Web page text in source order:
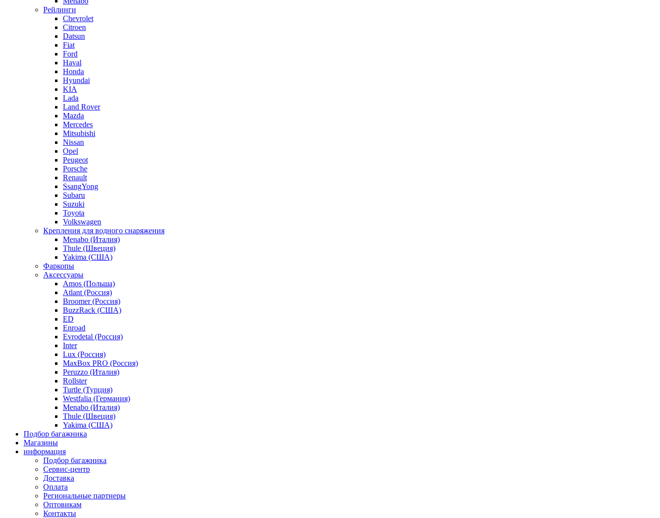
Рейлинги
Chevrolet
Citroen
Datsun
Fiat
Ford
Haval
Honda
Hyundai
KIA
Lada
Land Rover
Mazda
Mercedes
Mitsubishi
Nissan
Opel
Peugeot
Porsche
Renault
SsangYong
Subaru
Suzuki
Toyota
Volkswagen
Крепления для водного снаряжения
Menabo (Италия)
Thule (Швеция)
Yakima (США)
Фаркопы
Аксессуары
Amos (Польша)
Atlant (Россия)
Broomer (Россия)
BuzzRack (США)
ED
Enroad
Evrodetal (Россия)
Inter
Lux (Россия)
MaxBox PRO (Россия)
Peruzzo (Италия)
Rollster
Turtle (Турция)
Westfalia (Германия)
Menabo (Италия)
Thule (Швеция)
Yakima (США)
Подбор багажника
Магазины
информация
Подбор багажника
Сервис-центр
Доставка
Оплата
Региональные партнеры
Оптовикам
Контакты